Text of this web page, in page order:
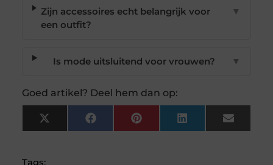
Zijn accessoires echt belangrijk voor
een outfit?
▼
Is mode uitsluitend voor vrouwen? ▼
Goed artikel? Deel hem dan op:
X
(Twitter)
FacebookPinterest LinkedIn Email
Tags: